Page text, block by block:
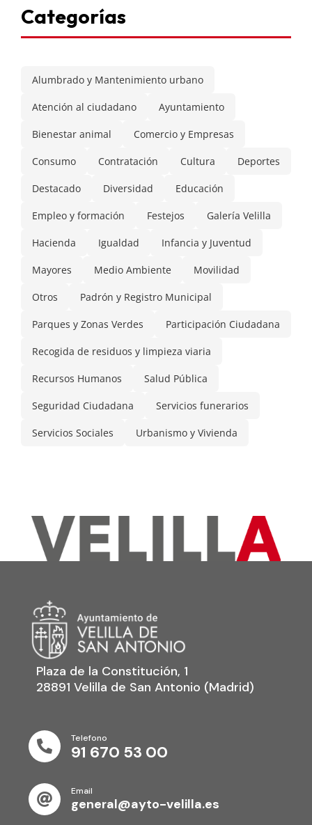
Categorías
Alumbrado y Mantenimiento urbano
Atención al ciudadano Ayuntamiento
Bienestar animal Comercio y Empresas
Consumo Contratación Cultura Deportes
Destacado Diversidad Educación
Empleo y formación Festejos Galería Velilla
Hacienda Igualdad Infancia y Juventud
Mayores Medio Ambiente Movilidad
Otros Padrón y Registro Municipal
Parques y Zonas Verdes Participación Ciudadana
Recogida de residuos y limpieza viaria
Recursos Humanos Salud Pública
Seguridad Ciudadana Servicios funerarios
Servicios Sociales Urbanismo y Vivienda
Plaza de la Constitución, 1
28891 Velilla de San Antonio (Madrid)

Telefono
91 670 53 00

Email
general@ayto-velilla.es